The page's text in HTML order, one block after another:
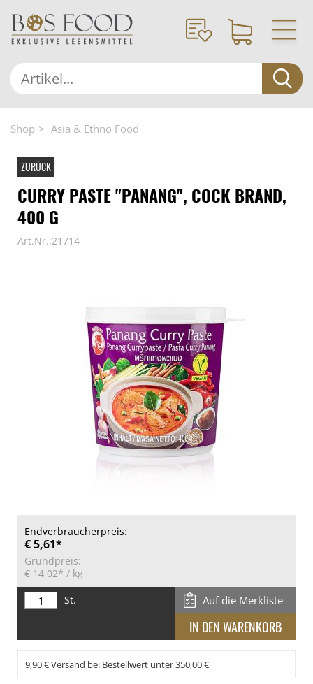
Shop Asia & Ethno Food
ZURÜCK
CURRY PASTE "PANANG", COCK BRAND,
400 G
Art.Nr.:21714
Endverbraucherpreis:
€ 5,61*
Grundpreis:
€ 14,02* / kg
St.
Auf die Merkliste
9,90 € Versand bei Bestellwert unter 350,00 €